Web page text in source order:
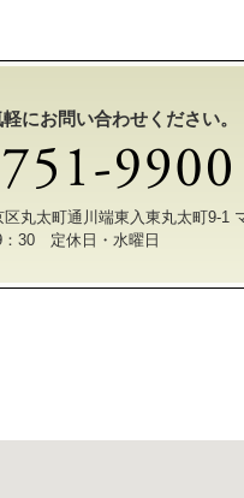
にお問い合わせください。
丸太町通川端東入東丸太町9-1
：30 定休日・水曜日